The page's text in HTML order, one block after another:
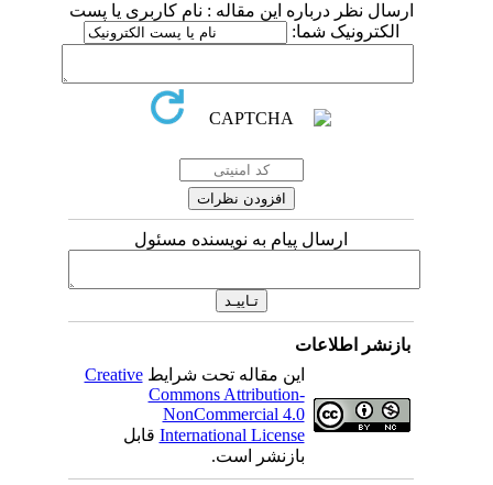
ارسال نظر درباره این مقاله : نام کاربری یا پست
الکترونیک شما:
ارسال پیام به نویسنده مسئول
بازنشر اطلاعات
این مقاله تحت شرایطCreative
Commons Attribution-
NonCommercial 4.0
International Licenseقابل
بازنشر است.